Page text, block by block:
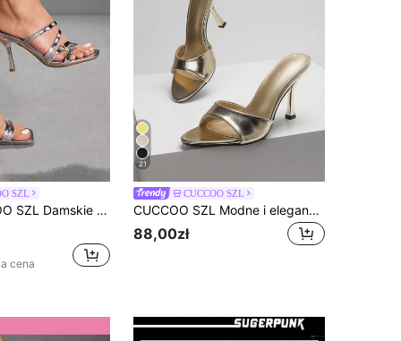
SZL
w kształcie kwadratu, z wieloma paskami i zapięciem na sprzączkę, modne, wygodne i uniwersalne, seksowne, imprezowe sandały damskie, sandały damskie, buty damskie
cena
21
CUCCOO SZL
CUCCOO SZL Modne i eleganckie sandały damskie na wysokim obcasie, idealne na lato i święta Bożego Narodzenia
88,00zł